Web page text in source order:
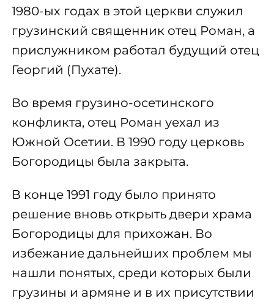
1980-ых годах в этой церкви служил
грузинский священник отец Роман, а
прислужником работал будущий отец
Георгий (Пухате).
Во время грузино-осетинского
конфликта, отец Роман уехал из
Южной Осетии. В 1990 году церковь
Богородицы была закрыта.
В конце 1991 году было принято
решение вновь открыть двери храма
Богородицы для прихожан. Во
избежание дальнейших проблем мы
нашли понятых, среди которых были
грузины и армяне и в их присутствии